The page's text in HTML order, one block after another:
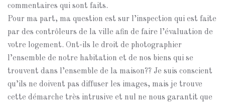
commentaires qui sont faits.
Pour ma part, ma question est sur l’inspection qui est faite
par des contrôleurs de la ville afin de faire l’évaluation de
votre logement. Ont-ils le droit de photographier
l’ensemble de notre habitation et de nos biens qui se
trouvent dans l’ensemble de la maison?? Je suis conscient
qu’ils ne doivent pas diffuser les images, mais je trouve
cette démarche très intrusive et nul ne nous garantit que